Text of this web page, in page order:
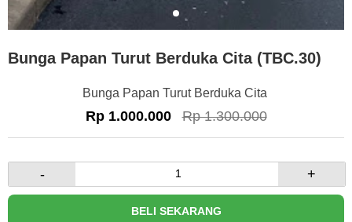
Bunga Papan Turut Berduka Cita (TBC.30)
Bunga Papan Turut Berduka Cita
Rp 1.000.000 Rp 1.300.000
- +
BELI SEKARANG